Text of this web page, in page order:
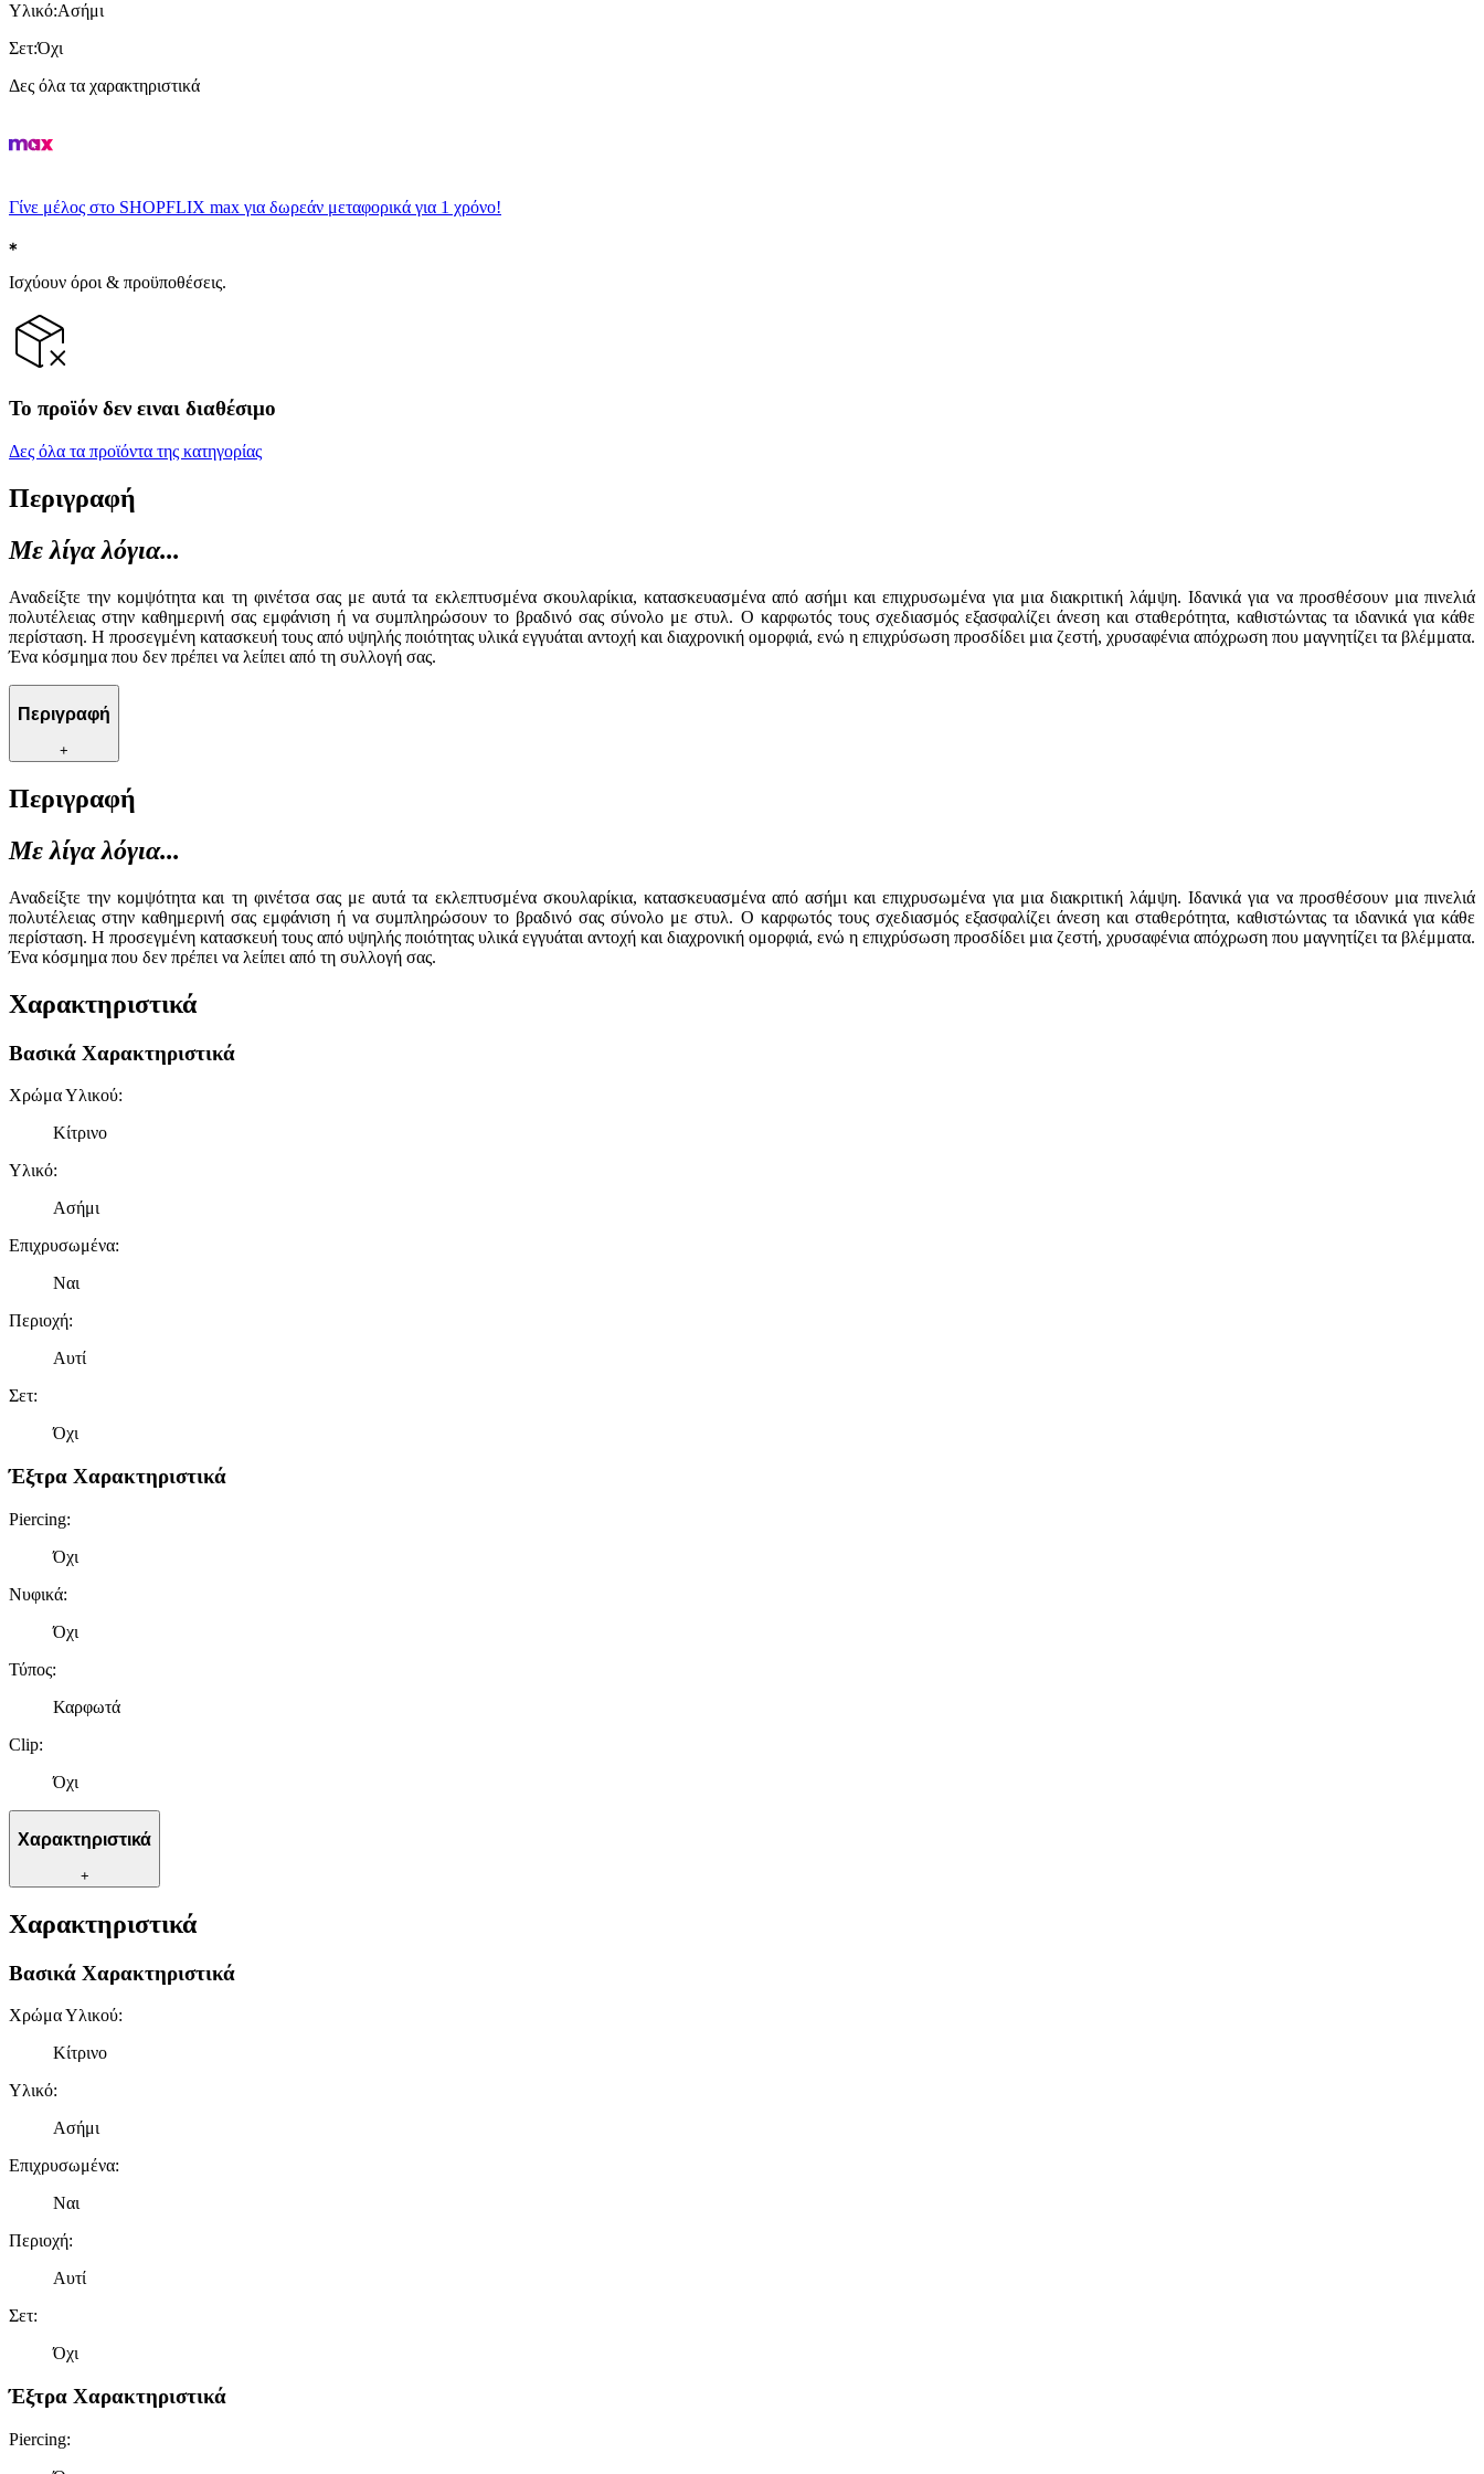
Υλικό:Ασήμι
Σετ:Όχι
Δες όλα τα χαρακτηριστικά
Γίνε μέλος στο SHOPFLIX max για δωρεάν μεταφορικά για 1 χρόνο!
Ισχύουν όροι & προϋποθέσεις.
Το προϊόν δεν ειναι διαθέσιμο
Δες όλα τα προϊόντα της κατηγορίας
Περιγραφή
Με λίγα λόγια...
Αναδείξτε την κομψότητα και τη φινέτσα σας με αυτά τα εκλεπτυσμένα σκουλαρίκια, κατασκευασμένα από ασήμι και επιχρυσωμένα για μια διακριτική λάμψη. Ιδανικά για να προσθέσουν μια πινελιά
πολυτέλειας στην καθημερινή σας εμφάνιση ή να συμπληρώσουν το βραδινό σας σύνολο με στυλ. Ο καρφωτός τους σχεδιασμός εξασφαλίζει άνεση και σταθερότητα, καθιστώντας τα ιδανικά για κάθε
περίσταση. Η προσεγμένη κατασκευή τους από υψηλής ποιότητας υλικά εγγυάται αντοχή και διαχρονική ομορφιά, ενώ η επιχρύσωση προσδίδει μια ζεστή, χρυσαφένια απόχρωση που μαγνητίζει τα βλέμματα.
Ένα κόσμημα που δεν πρέπει να λείπει από τη συλλογή σας.
Περιγραφή
+
Περιγραφή
Με λίγα λόγια...
Αναδείξτε την κομψότητα και τη φινέτσα σας με αυτά τα εκλεπτυσμένα σκουλαρίκια, κατασκευασμένα από ασήμι και επιχρυσωμένα για μια διακριτική λάμψη. Ιδανικά για να προσθέσουν μια πινελιά
πολυτέλειας στην καθημερινή σας εμφάνιση ή να συμπληρώσουν το βραδινό σας σύνολο με στυλ. Ο καρφωτός τους σχεδιασμός εξασφαλίζει άνεση και σταθερότητα, καθιστώντας τα ιδανικά για κάθε
περίσταση. Η προσεγμένη κατασκευή τους από υψηλής ποιότητας υλικά εγγυάται αντοχή και διαχρονική ομορφιά, ενώ η επιχρύσωση προσδίδει μια ζεστή, χρυσαφένια απόχρωση που μαγνητίζει τα βλέμματα.
Ένα κόσμημα που δεν πρέπει να λείπει από τη συλλογή σας.
Χαρακτηριστικά
Βασικά Χαρακτηριστικά
Χρώμα Υλικού:
Κίτρινο
Υλικό:
Ασήμι
Επιχρυσωμένα:
Ναι
Περιοχή:
Αυτί
Σετ:
Όχι
Έξτρα Χαρακτηριστικά
Piercing:
Όχι
Νυφικά:
Όχι
Τύπος:
Καρφωτά
Clip:
Όχι
Χαρακτηριστικά
+
Χαρακτηριστικά
Βασικά Χαρακτηριστικά
Χρώμα Υλικού:
Κίτρινο
Υλικό:
Ασήμι
Επιχρυσωμένα:
Ναι
Περιοχή:
Αυτί
Σετ:
Όχι
Έξτρα Χαρακτηριστικά
Piercing: